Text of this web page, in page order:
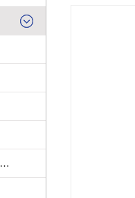
Cadence Science Popper Sons